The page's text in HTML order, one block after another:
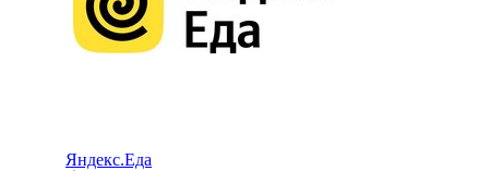
Яндекс.Еда